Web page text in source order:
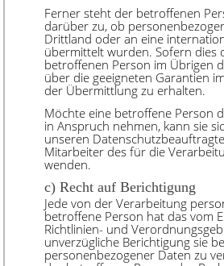
Ferner steht der betroffenen
darüber zu, ob
Drittland oder an eine
übermittelt wurden. Sofern dies
betroffenen Person im Übrigen
über die geeigneten Garantien
der Übermittlung zu erhalten.
Möchte eine betroffene Person
in Anspruch nehmen, kann sie
unseren
Mitarbeiter des für die
wenden.
c) Recht auf Berichtigung
Jede von der Verarbeitung
betroffene Person hat das vom
Richtlinien- und
unverzügliche Berichtigung sie
personenbezogener Daten zu